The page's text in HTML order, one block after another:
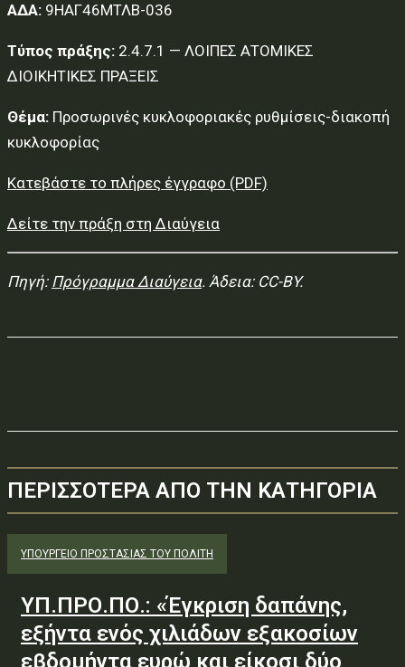
ΑΔΑ: 9ΗΑΓ46ΜΤΛΒ-036
Τύπος πράξης: 2.4.7.1 — ΛΟΙΠΕΣ ΑΤΟΜΙΚΕΣ
ΔΙΟΙΚΗΤΙΚΕΣ ΠΡΑΞΕΙΣ
Θέμα: Προσωρινές κυκλοφοριακές ρυθμίσεις-διακοπή
κυκλοφορίας
Κατεβάστε το πλήρες έγγραφο (PDF)
Δείτε την πράξη στη Διαύγεια
Πηγή: Πρόγραμμα Διαύγεια. Άδεια: CC-BY.
ΠΕΡΙΣΣΟΤΕΡΑ ΑΠΟ ΤΗΝ ΚΑΤΗΓΟΡΙΑ
ΥΠΟΥΡΓΕΊΟ ΠΡΟΣΤΑΣΊΑΣ ΤΟΥ ΠΟΛΊΤΗ
ΥΠ.ΠΡΟ.ΠΟ.: «Έγκριση δαπάνης,
εξήντα ενός χιλιάδων εξακοσίων
εβδομήντα ευρώ και είκοσι δύο